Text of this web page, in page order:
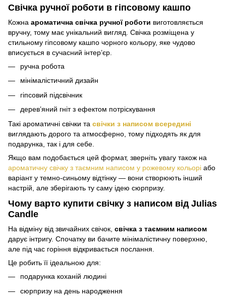
Свічка ручної роботи в гіпсовому кашпо
Кожна ароматична свічка ручної роботи виготовляється
вручну, тому має унікальний вигляд. Свічка розміщена у
стильному гіпсовому кашпо чорного кольору, яке чудово
вписується в сучасний інтер’єр.
ручна робота
мінімалістичний дизайн
гіпсовий підсвічник
дерев’яний гніт з ефектом потріскування
Такі ароматичні свічки та свічки з написом всередині
виглядають дорого та атмосферно, тому підходять як для
подарунка, так і для себе.
Якщо вам подобається цей формат, зверніть увагу також на
ароматичну свічку з таємним написом у рожевому кольорі або
варіант у темно-синьому відтінку — вони створюють інший
настрій, але зберігають ту саму ідею сюрпризу.
Чому варто купити свічку з написом від Julias
Candle
На відміну від звичайних свічок, свічка з таємним написом
дарує інтригу. Спочатку ви бачите мінімалістичну поверхню,
але під час горіння відкривається послання.
Це робить її ідеальною для:
подарунка коханій людині
сюрпризу на день народження